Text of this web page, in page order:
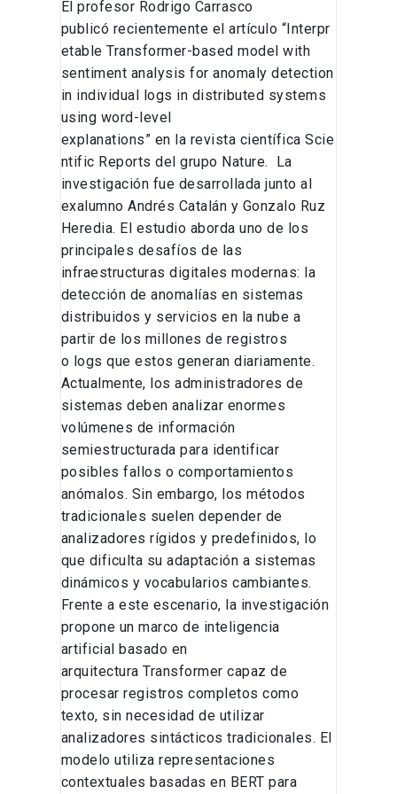
El profesor Rodrigo Carrasco
publicó recientemente el artículo “Interpr
etable Transformer-based model with
sentiment analysis for anomaly detection
in individual logs in distributed systems
using word-level
explanations” en la revista científica Scie
ntific Reports del grupo Nature. La
investigación fue desarrollada junto al
exalumno Andrés Catalán y Gonzalo Ruz
Heredia. El estudio aborda uno de los
principales desafíos de las
infraestructuras digitales modernas: la
detección de anomalías en sistemas
distribuidos y servicios en la nube a
partir de los millones de registros
o logs que estos generan diariamente.
Actualmente, los administradores de
sistemas deben analizar enormes
volúmenes de información
semiestructurada para identificar
posibles fallos o comportamientos
anómalos. Sin embargo, los métodos
tradicionales suelen depender de
analizadores rígidos y predefinidos, lo
que dificulta su adaptación a sistemas
dinámicos y vocabularios cambiantes.
Frente a este escenario, la investigación
propone un marco de inteligencia
artificial basado en
arquitectura Transformer capaz de
procesar registros completos como
texto, sin necesidad de utilizar
analizadores sintácticos tradicionales. El
modelo utiliza representaciones
contextuales basadas en BERT para